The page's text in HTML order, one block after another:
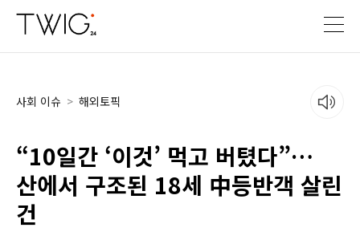
사회 이슈 > 해외토픽
“10일간 ‘이것’ 먹고 버텼다”…
산에서 구조된 18세 中등반객 살린
건